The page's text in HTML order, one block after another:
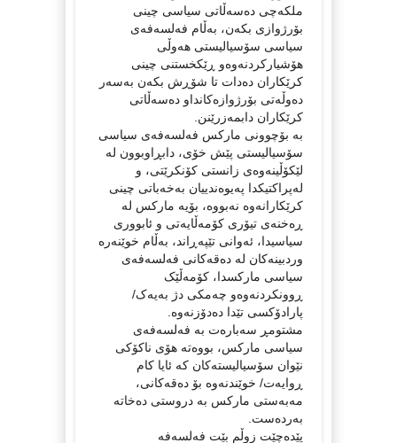
ملکەچی دەسەڵاتی سیاسی چینی
بۆرژوازی بکەن، بەڵام فەلسەفەی
سیاسی سۆسیالیستی هەوڵی
هۆشیارکردنەوەو ڕێکخستنی چینی
کرێکاران دەدات تا شۆڕش بکەن بەسەر
دەوڵەتی بۆرژوازەکانداو دەسەڵاتی
کرێکاران دابمەزرێنن.
بە بۆچوونی مارکس فەلسەفەی سیاسی
سۆسیالیستی پێش خۆی، دابڕاوبوون لە
لێکۆڵینەوەی زانستی کۆنکرێتی، و
لەپراکتیکدا پەیوەندییان بەخەباتی چینی
کرێکارانەوە نەبووە، بۆیە مارکس لە
ڕەخنەی تیۆری کۆمەڵایەتی و ئابووری
سیاسیدا، ئەوانی تێپەڕاند، بەڵام خوێنەرە
وردبینەکان لە دەقەکانی فەلسەفەی
سیاسی مارکسدا، کۆمەڵێک
ڕوونکردنەوەو چەمکی دژ بەیەک/
پارادۆکسی تێدا دەدۆزنەوە.
مشتومڕ سەبارەت بە فەلسەفەی
سیاسی مارکس، بووەتە هۆی ناکۆکی
نێوان سۆسیالیستەکان کە ئایا کام
ڕوایەت/ خوێندنەوە بۆ دەقەکانی،
مەبەستی مارکس بە دروستی دەخاتە
بەردەست.
پێدەچێت زوڵم بێت فەلسەفە